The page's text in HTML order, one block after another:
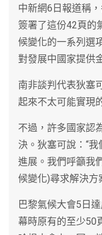
中新網6日報道稱
簽署了這份42頁的
候變化的一系列選
對發展中國家提供
南非談判代表狄塞
起來不太可能實現
不過，許多國家認
決。狄塞可說：“
進展。我們呼籲我
候變化)尋求解決方
巴黎氣候大會5日
幕時原有的至少50